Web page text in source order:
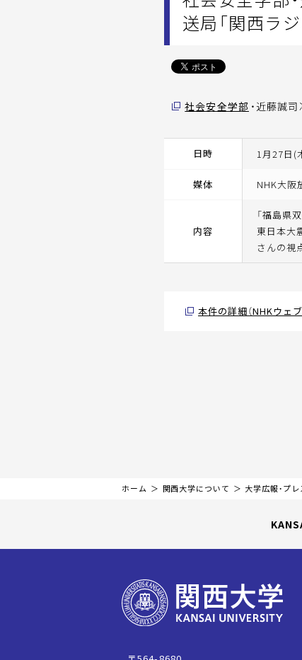
送局「関西ラ
社会安全学部 ・近藤誠
日時 1月27日(
媒体 NHK大阪
内容
「福島県
東日本大
さんの視
本件の詳細（NHKウェ
ホーム 関西大学について 大学広報・プ